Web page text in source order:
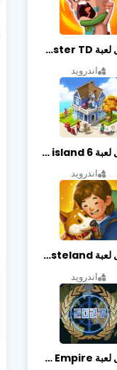
تحميل لعبة Candy Disaster TD مهكرة اخر إصدار
اندرويد
تحميل لعبة city island 6 مهكرة أخر إصدار
اندرويد
تحميل لعبة Merge Survival : Wasteland مهكرة أخر إصدار
اندرويد
تحميل لعبة World Empire مهكرة أخر إصدار